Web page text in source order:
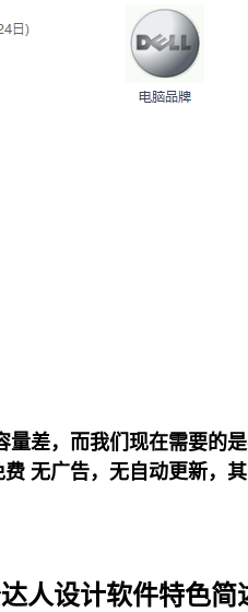
差，而我们现在需要的
无广告，无自动更新，
人设计软件特色简